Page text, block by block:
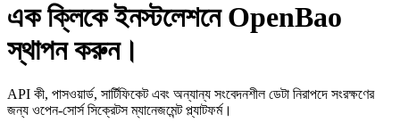
এক ক্লিকে ইনস্টলেশনে OpenBao
স্থাপন করুন।
API কী, পাসওয়ার্ড, সার্টিফিকেট এবং অন্যান্য সংবেদনশীল ডেটা নিরাপদে সংরক্ষণের
জন্য ওপেন-সোর্স সিক্রেটস ম্যানেজমেন্ট প্ল্যাটফর্ম।